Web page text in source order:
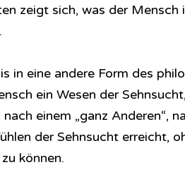
zeigt sich, was der
in eine andere Form des
ein Wesen der
einem „ganz Anderen“,
der Sehnsucht erreicht,
können.